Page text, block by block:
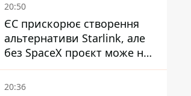
20:50
ЄС прискорює створення
альтернативи Starlink, але
без SpaceX проєкт може не
обійтися
20:36